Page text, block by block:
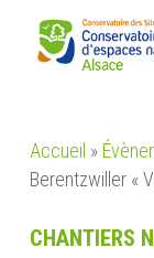
Accueil »
Berentzwiller «
CHANTIERS